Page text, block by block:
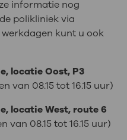
informatie nog
polikliniek via
kunt u ook
locatie Oost, P3
van 08.15 tot 16.15 uur)
locatie West, route 6
van 08.15 tot 16.15 uur)